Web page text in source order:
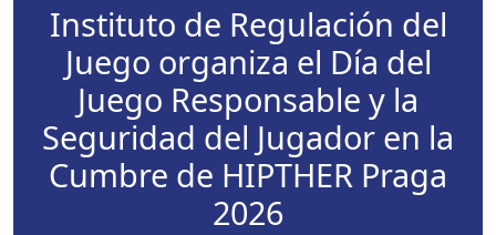
Instituto de Regulación del
Juego organiza el Día del
Juego Responsable y la
Seguridad del Jugador en la
Cumbre de HIPTHER Praga
2026